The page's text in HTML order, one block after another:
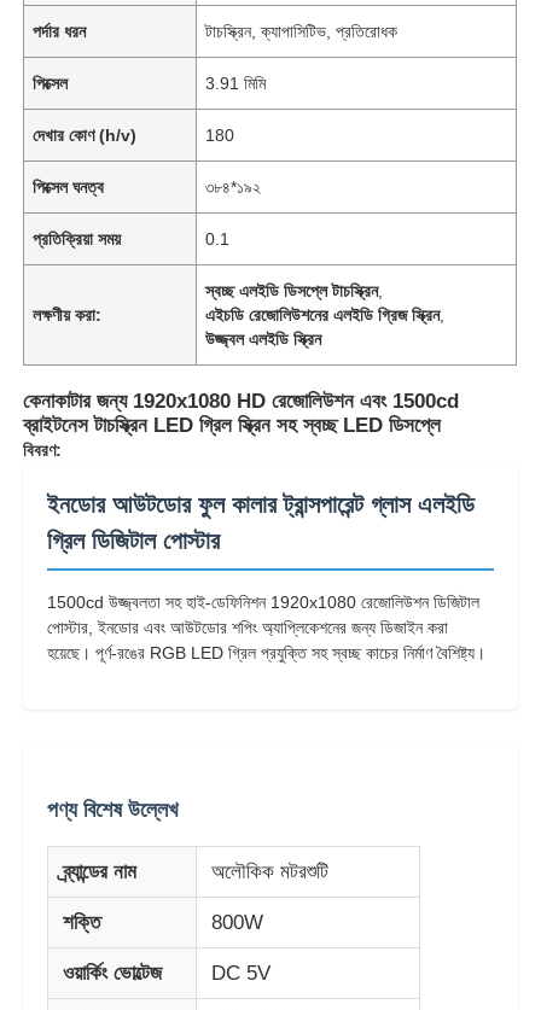
বাড়ি
পণ্য
পর্দার ধরন টাচস্ক্রিন, ক্যাপাসিটিভ, প্রতিরোধক
পিক্সেল 3.91 মিমি
দেখার কোণ (h/v) 180
পিক্সেল ঘনত্ব ৩৮৪*১৯২
প্রতিক্রিয়া সময় 0.1
লক্ষণীয় করা:
স্বচ্ছ এলইডি ডিসপ্লে টাচস্ক্রিন,
এইচডি রেজোলিউশনের এলইডি গ্রিজ স্ক্রিন,
উজ্জ্বল এলইডি স্ক্রিন
কেনাকাটার জন্য 1920x1080 HD রেজোলিউশন এবং 1500cd
ব্রাইটনেস টাচস্ক্রিন LED গ্রিল স্ক্রিন সহ স্বচ্ছ LED ডিসপ্লে
বিবরণ:
ইনডোর আউটডোর ফুল কালার ট্রান্সপারেন্ট গ্লাস এলইডি
গ্রিল ডিজিটাল পোস্টার
1500cd উজ্জ্বলতা সহ হাই-ডেফিনিশন 1920x1080 রেজোলিউশন ডিজিটাল
পোস্টার, ইনডোর এবং আউটডোর শপিং অ্যাপ্লিকেশনের জন্য ডিজাইন করা
হয়েছে। পূর্ণ-রঙের RGB LED গ্রিল প্রযুক্তি সহ স্বচ্ছ কাচের নির্মাণ বৈশিষ্ট্য।
পণ্য বিশেষ উল্লেখ
ব্র্যান্ডের নাম অলৌকিক মটরশুটি
শক্তি 800W
ওয়ার্কিং ভোল্টেজ DC 5V